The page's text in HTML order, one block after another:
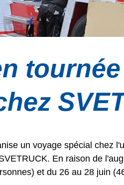
un voyage spécial chez
En raison de
et du 26 au 28 juin